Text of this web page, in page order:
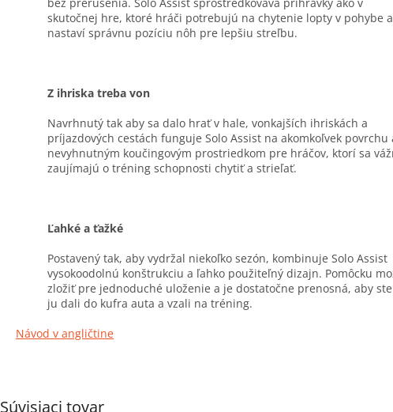
Súvisiaci tovar
skutočnej hre, ktoré hráči potrebujú na chytenie lopty v pohybe a
nastaví správnu pozíciu nôh pre lepšiu streľbu.
Z ihriska treba von
Navrhnutý tak aby sa dalo hrať v hale, vonkajších ihriskách a
príjazdových cestách funguje Solo Assist na akomkoľvek povrchu
nevyhnutným koučingovým prostriedkom pre hráčov, ktorí sa
zaujímajú o tréning schopnosti chytiť a strieľať.
Ľahké a ťažké
Postavený tak, aby vydržal niekoľko sezón, kombinuje Solo Assist
vysokoodolnú konštrukciu a ľahko použiteľný dizajn. Pomôcku
zložiť pre jednoduché uloženie a je dostatočne prenosná, aby
ju dali do kufra auta a vzali na tréning.
Návod v angličtine